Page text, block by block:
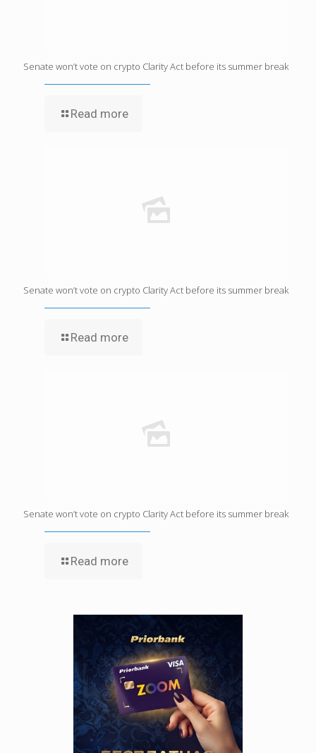
Senate won’t vote on crypto Clarity Act before its summer break
Read more
Senate won’t vote on crypto Clarity Act before its summer break
Read more
Senate won’t vote on crypto Clarity Act before its summer break
Read more